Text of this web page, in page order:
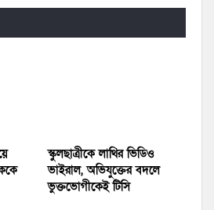
স্কুলছাত্রীকে লাথির ভিডিও
ভাইরাল, অভিযুক্তের বদলে
ভুক্তভোগীকেই টিসি